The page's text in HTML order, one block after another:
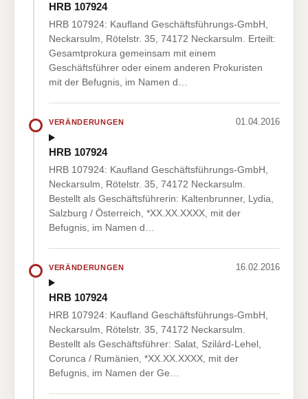
HRB 107924
HRB 107924: Kaufland Geschäftsführungs-GmbH,
Neckarsulm, Rötelstr. 35, 74172 Neckarsulm. Erteilt:
Gesamtprokura gemeinsam mit einem
Geschäftsführer oder einem anderen Prokuristen
mit der Befugnis, im Namen d…
VERÄNDERUNGEN 01.04.2016
HRB 107924
HRB 107924: Kaufland Geschäftsführungs-GmbH,
Neckarsulm, Rötelstr. 35, 74172 Neckarsulm.
Bestellt als Geschäftsführerin: Kaltenbrunner, Lydia,
Salzburg / Österreich, *XX.XX.XXXX, mit der
Befugnis, im Namen d…
VERÄNDERUNGEN 16.02.2016
HRB 107924
HRB 107924: Kaufland Geschäftsführungs-GmbH,
Neckarsulm, Rötelstr. 35, 74172 Neckarsulm.
Bestellt als Geschäftsführer: Salat, Szilárd-Lehel,
Corunca / Rumänien, *XX.XX.XXXX, mit der
Befugnis, im Namen der Ge…